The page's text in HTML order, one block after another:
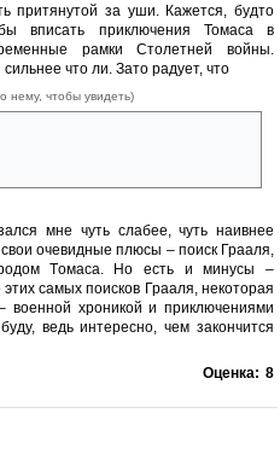
притянутой за уши. Кажется, будто
вписать приключения Томаса в
рамки Столетней войны.
что ли. Зато радует, что
нему, чтобы увидеть)
мне чуть слабее, чуть наивнее
очевидные плюсы – поиск Грааля,
Томаса. Но есть и минусы –
самых поисков Грааля, некоторая
военной хроникой и приключениями
ведь интересно, чем закончится
Оценка: 8